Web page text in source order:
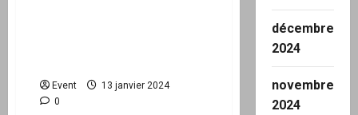
soutenir
Event
13 janvier 2024
0
décembre
2024
novembre
2024